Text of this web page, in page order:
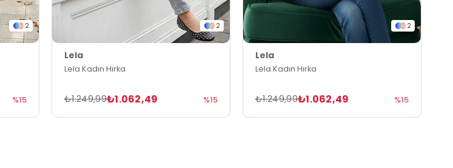
2
%15
2
Lela
Lela Kadın Hırka
₺1.062,49
₺1.249,99 %15
2
Lela
Lela Kadın Hırka
₺1.062,49
₺1.249,99 %15